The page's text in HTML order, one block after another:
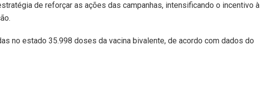
de reforçar as ações das campanhas, intensificando o incentivo à
no estado 35.998 doses da vacina bivalente, de acordo com dados do